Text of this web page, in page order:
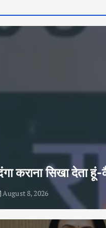
कराना सिखा देता हूं-
August 8, 2026